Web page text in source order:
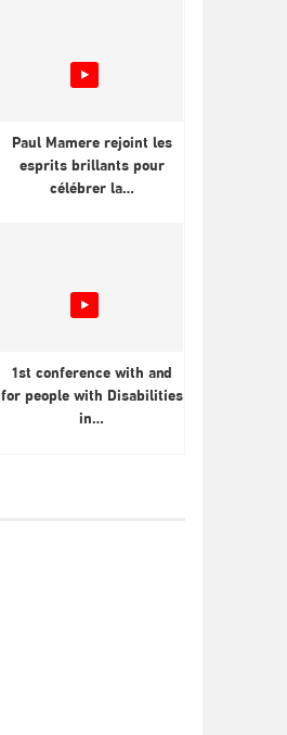
Paul Mamere rejoint les
esprits brillants pour
célébrer la…
1st conference with and
for people with Disabilities
in…